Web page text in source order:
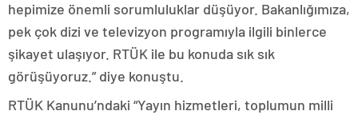
hepimize önemli sorumluluklar düşüyor. Bakanlığımıza,
pek çok dizi ve televizyon programıyla ilgili binlerce
şikayet ulaşıyor. RTÜK ile bu konuda sık sık
görüşüyoruz.” diye konuştu.
RTÜK Kanunu’ndaki “Yayın hizmetleri, toplumun milli